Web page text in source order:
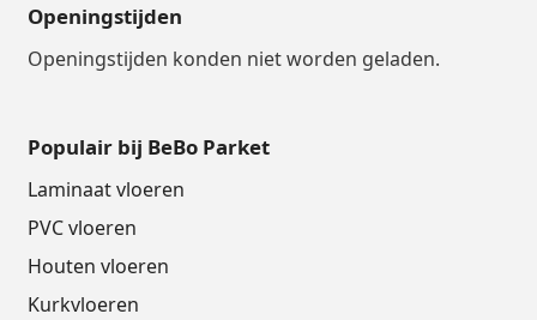
Openingstijden
Openingstijden konden niet worden geladen.
Populair bij BeBo Parket
Laminaat vloeren
PVC vloeren
Houten vloeren
Kurkvloeren